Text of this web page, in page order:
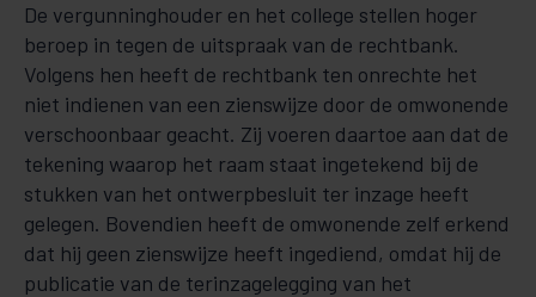
De vergunninghouder en het college stellen hoger
beroep in tegen de uitspraak van de rechtbank.
Volgens hen heeft de rechtbank ten onrechte het
niet indienen van een zienswijze door de omwonende
verschoonbaar geacht. Zij voeren daartoe aan dat de
tekening waarop het raam staat ingetekend bij de
stukken van het ontwerpbesluit ter inzage heeft
gelegen. Bovendien heeft de omwonende zelf erkend
dat hij geen zienswijze heeft ingediend, omdat hij de
publicatie van de terinzagelegging van het